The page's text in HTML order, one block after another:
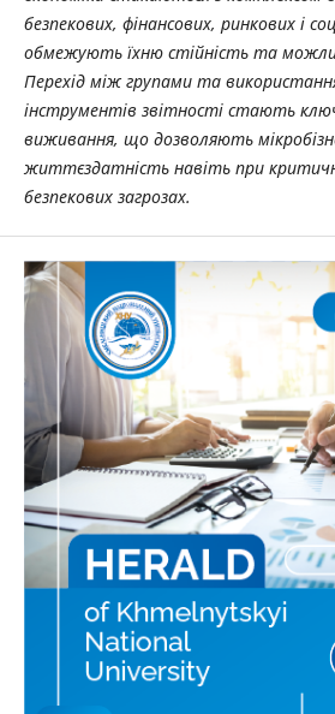
безпекових, фінансових, ринкових і
обмежують їхню стійність та
Перехід між групами та
інструментів звітності стають
виживання, що дозволяють
життєздатність навіть при
безпекових загрозах.